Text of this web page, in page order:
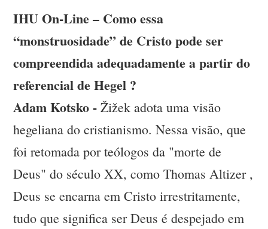
IHU On-Line – Como essa
“monstruosidade” de Cristo pode ser
compreendida adequadamente a partir do
referencial de Hegel ?
Adam Kotsko - Žižek adota uma visão
hegeliana do cristianismo. Nessa visão, que
foi retomada por teólogos da "morte de
Deus" do século XX, como Thomas Altizer ,
Deus se encarna em Cristo irrestritamente,
tudo que significa ser Deus é despejado em